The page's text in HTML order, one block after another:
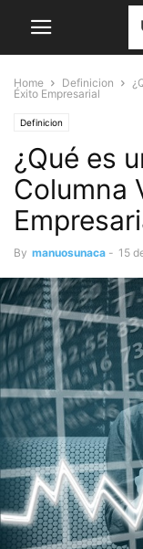
Home Definicion
Éxito Empresarial
Definicion
¿Qué es
Columna
By manuosunaca - 15